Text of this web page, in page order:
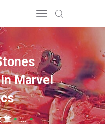
Marvel
章
...
求生第